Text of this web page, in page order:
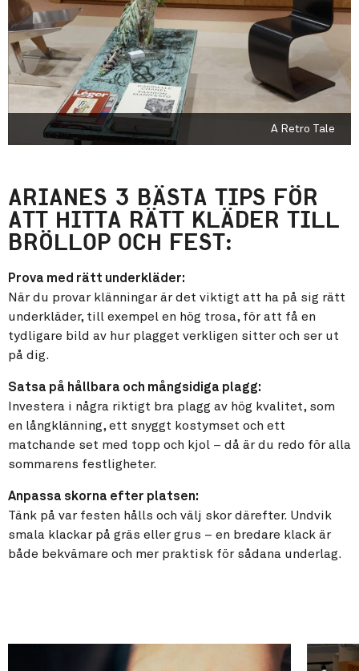
A Retro Tale
ARIANES 3 BÄSTA TIPS FÖR
ATT HITTA RÄTT KLÄDER TILL
BRÖLLOP OCH FEST:
Prova med rätt underkläder:
När du provar klänningar är det viktigt att ha på sig rätt
underkläder, till exempel en hög trosa, för att få en
tydligare bild av hur plagget verkligen sitter och ser ut
på dig.
Satsa på hållbara och mångsidiga plagg:
Investera i några riktigt bra plagg av hög kvalitet, som
en långklänning, ett snyggt kostymset och ett
matchande set med topp och kjol – då är du redo för alla
sommarens festligheter.
Anpassa skorna efter platsen:
Tänk på var festen hålls och välj skor därefter. Undvik
smala klackar på gräs eller grus – en bredare klack är
både bekvämare och mer praktisk för sådana underlag.
Read about: 6 bästa tipsen för en komplett
Read